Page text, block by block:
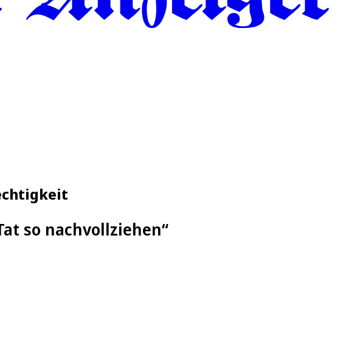
so nachvollziehen“